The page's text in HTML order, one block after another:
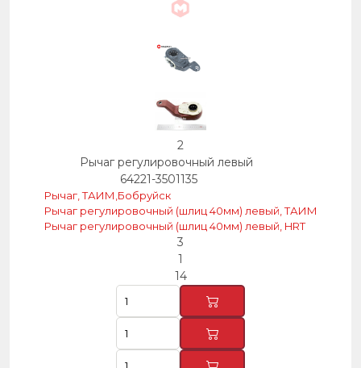
2
Рычаг регулировочный левый
64221-3501135
Рычаг, ТАИМ,Бобруйск
Рычаг регулировочный (шлиц 40мм) левый, ТАИМ
Рычаг регулировочный (шлиц 40мм) левый, HRT
3
1
14